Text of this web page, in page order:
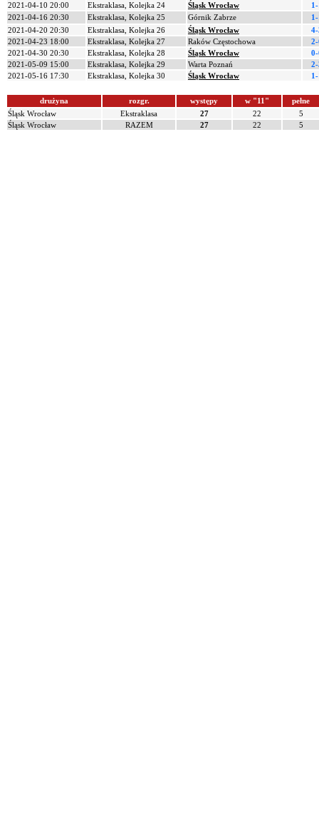
2021-04-10 20:00
Ekstraklasa, Kolejka 24 Śląsk Wrocław
2021-04-16 20:30
Ekstraklasa, Kolejka 25 Górnik Zabrze
2021-04-20 20:30
Ekstraklasa, Kolejka 26 Śląsk Wrocław
2021-04-23 18:00
Ekstraklasa, Kolejka 27 Raków Częstochowa
2021-04-30 20:30
Ekstraklasa, Kolejka 28 Śląsk Wrocław
2021-05-09 15:00
Ekstraklasa, Kolejka 29 Warta Poznań
2021-05-16 17:30
Ekstraklasa, Kolejka 30 Śląsk Wrocław
drużyna rozgr. występy w "11"
pełne
Śląsk Wrocław
Ekstraklasa 27 22
5
Śląsk Wrocław
RAZEM 27 22 5